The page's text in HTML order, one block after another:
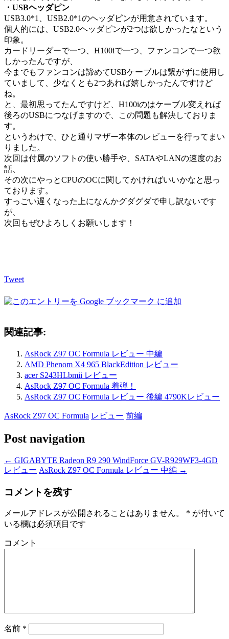
・USBヘッダピン
USB3.0*1、USB2.0*1のヘッダピンが用意されています。
個人的には、USB2.0ヘッダピンが2つは欲しかったなという
印象。
カードリーダーで一つ、H100iで一つ、ファンコンで一つ欲
しかったんですが、
今までもファンコンは諦めてUSBケーブルは繋がずに使用し
ていまして、少なくとも2つあれば嬉しかったんですけど
ね。
と、最初思ってたんですけど、H100iのはケーブル変えれば
後ろのUSBにつなげますので、この問題も解決しておりま
す。
というわけで、ひと通りマザー本体のレビューを行ってまい
りました。
次回は付属のソフトの使い勝手や、SATAやLANの速度のお
話、
その次にやっとCPUのOCに関してかければいいかなと思っ
ております。
すっごい遅くなった上になんかグダグダで申し訳ないです
が、
次回もぜひよろしくお願いします！
Tweet
関連記事:
AsRock Z97 OC Formula レビュー 中編
AMD Phenom X4 965 BlackEdition レビュー
acer S243HLbmii レビュー
AsRock Z97 OC Formula 着弾！
AsRock Z97 OC Formula レビュー 後編 4790Kレビュー
AsRock Z97 OC Formula レビュー 前編
Post navigation
← GIGABYTE Radeon R9 290 WindForce GV-R929WF3-4GD
レビュー AsRock Z97 OC Formula レビュー 中編 →
コメントを残す
メールアドレスが公開されることはありません。 * が付いて
いる欄は必須項目です
コメント
名前 *